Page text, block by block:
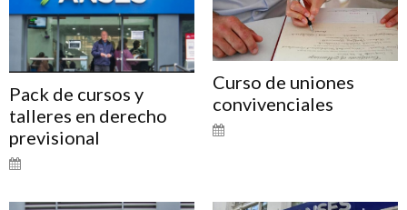
Pack de cursos y
talleres en derecho
previsional
Curso de uniones
convivenciales